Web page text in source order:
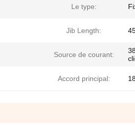
Le type:
Jib Length:
Source de courant:
Accord principal: